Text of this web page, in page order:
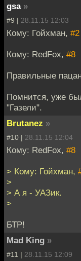
gsa »
#9 | 28.11.15 12:03
Кому: Гойхман, #2
Кому: RedFox, #8
Правильные
Помнится, уже
"Газели".
Brutanez »
#10 | 28.11.15 12:04
Кому: RedFox, #8
> Кому: Гойхман,
>
> А я - УАЗик.
>
БТР!
Mad King »
#11 | 28.11.15 12:09